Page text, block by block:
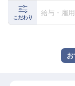
ホテル・宿泊
転
こだわり
給与・雇